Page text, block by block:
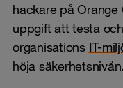
hackare på
uppgift att testa
organisations IT-
höja säkerhetsnivån.